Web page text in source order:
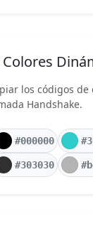
Colores
los códigos
Handshake.
#000000
#303030